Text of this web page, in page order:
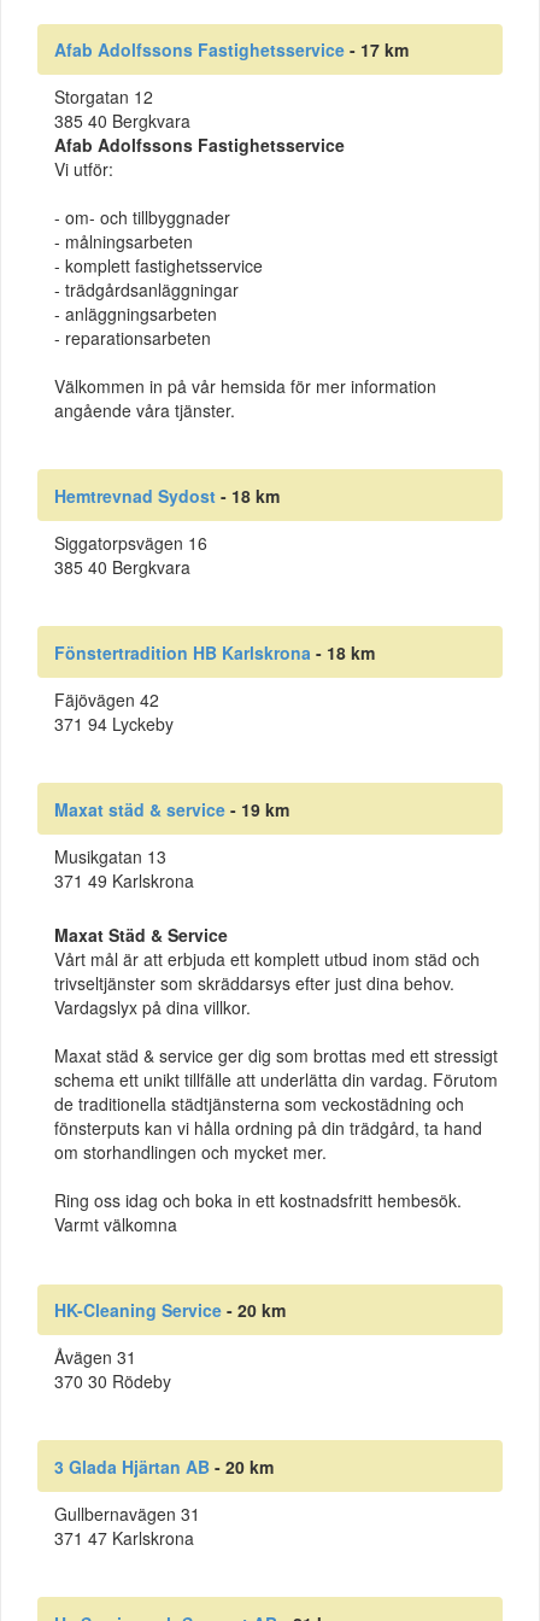
Afab Adolfssons Fastighetsservice - 17 km
Storgatan 12
385 40 Bergkvara
Afab Adolfssons Fastighetsservice
Vi utför:
- om- och tillbyggnader
- målningsarbeten
- komplett fastighetsservice
- trädgårdsanläggningar
- anläggningsarbeten
- reparationsarbeten
Välkommen in på vår hemsida för mer information
angående våra tjänster.
Hemtrevnad Sydost - 18 km
Siggatorpsvägen 16
385 40 Bergkvara
Fönstertradition HB Karlskrona - 18 km
Fäjövägen 42
371 94 Lyckeby
Maxat städ & service - 19 km
Musikgatan 13
371 49 Karlskrona
Maxat Städ & Service
Vårt mål är att erbjuda ett komplett utbud inom städ och
trivseltjänster som skräddarsys efter just dina behov.
Vardagslyx på dina villkor.
Maxat städ & service ger dig som brottas med ett stressigt
schema ett unikt tillfälle att underlätta din vardag. Förutom
de traditionella städtjänsterna som veckostädning och
fönsterputs kan vi hålla ordning på din trädgård, ta hand
om storhandlingen och mycket mer.
Ring oss idag och boka in ett kostnadsfritt hembesök.
Varmt välkomna
HK-Cleaning Service - 20 km
Åvägen 31
370 30 Rödeby
3 Glada Hjärtan AB - 20 km
Gullbernavägen 31
371 47 Karlskrona